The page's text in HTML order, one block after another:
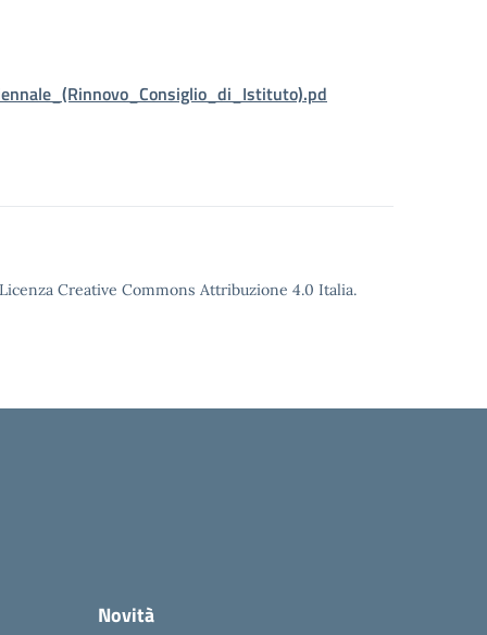
Creative Commons Attribuzione 4.0 Italia.
Novità